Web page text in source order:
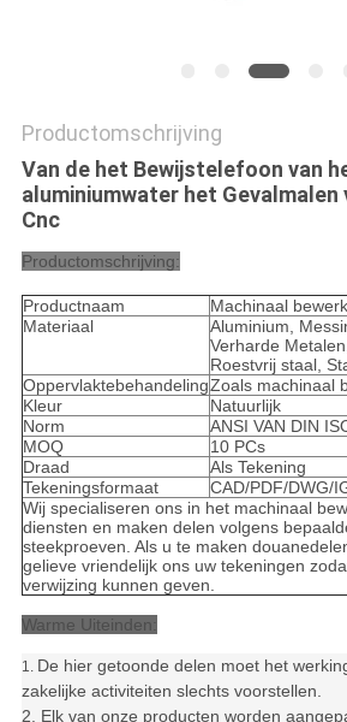
Productomschrijving
Van de het Bewijstelefoon van
aluminiumwater het
Cnc
Productomschrijving:
Productnaam
Machinaal
Materiaal
Aluminium,
Verharde
Roestvrij staal,
OppervlaktebehandelingZoals machinaal
Kleur
Natuurlijk
Norm
ANSI VAN DIN
MOQ
10 PCs
Draad
Als Tekening
Tekeningsformaat
CAD/PDF/DWG/
Wij specialiseren ons in het machinaal
diensten en maken delen volgens
steekproeven. Als u te maken
gelieve vriendelijk ons uw tekeningen
verwijzing kunnen geven.
Warme Uiteinden:
1. De hier getoonde delen moet het
zakelijke activiteiten slechts voorstellen.
2. Elk van onze producten worden